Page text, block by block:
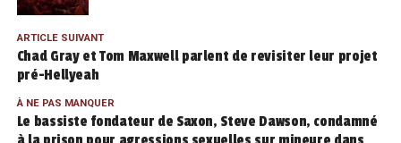
ARTICLE SUIVANT
Chad Gray et Tom Maxwell parlent de revisiter leur projet
pré-Hellyeah
À NE PAS MANQUER
Le bassiste fondateur de Saxon, Steve Dawson, condamné